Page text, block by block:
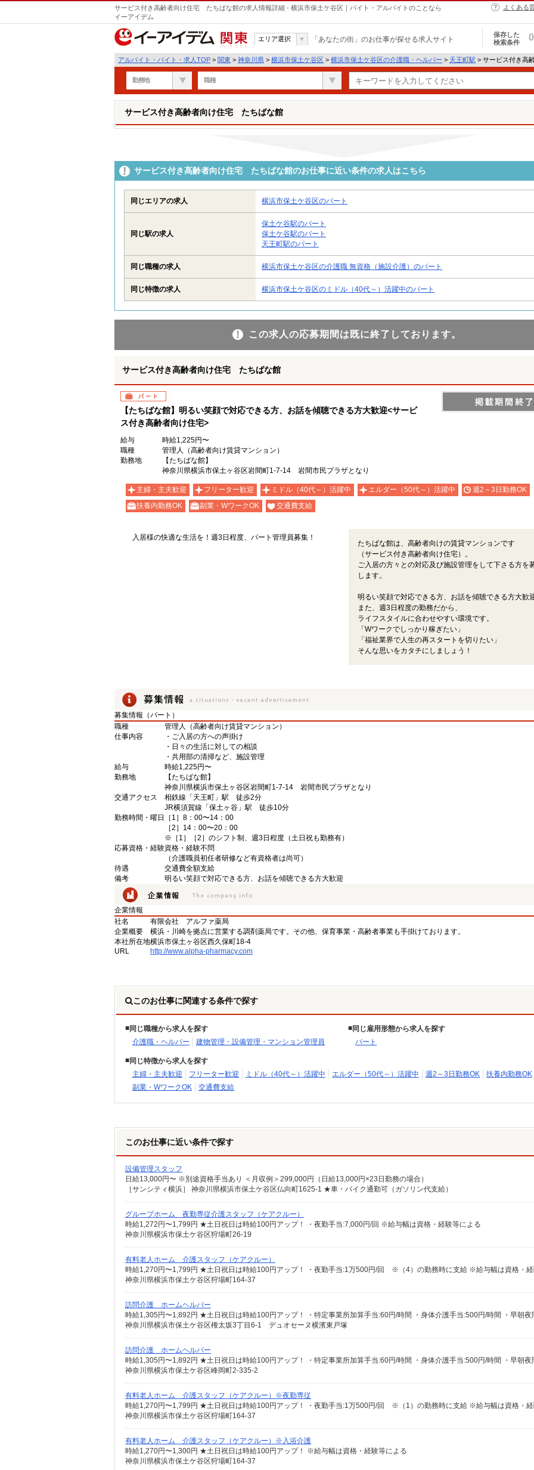
サービス付き高齢者向け住宅 たちばな館の求人情報詳細 - 横浜市保土ケ谷区｜バイト・アルバイトのことなら
イーアイデム
よくある
関東
エリア選択 「あなたの街」のお仕事が探せる求人サイト
保存した
検索条件
0
アルバイト・バイト・求人TOP > 関東 > 神奈川県 > 横浜市保土ケ谷区 > 横浜市保土ケ谷区の介護職・ヘルパー > 天王町駅 > サービス付き高
勤務地 職種
サービス付き高齢者向け住宅 たちばな館
サービス付き高齢者向け住宅 たちばな館のお仕事に近い条件の求人はこちら
同じエリアの求人 横浜市保土ケ谷区のパート
同じ駅の求人
保土ケ谷駅のパート
保土ケ谷駅のパート
天王町駅のパート
同じ職種の求人 横浜市保土ケ谷区の介護職 無資格（施設介護）のパート
同じ特徴の求人 横浜市保土ケ谷区のミドル（40代～）活躍中のパート
この求人の応募期間は既に終了しております。
サービス付き高齢者向け住宅 たちばな館
パート
【たちばな館】明るい笑顔で対応できる方、お話を傾聴できる方大歓迎<サービ
ス付き高齢者向け住宅>
給与
時給1,225円〜
職種
管理人（高齢者向け賃貸マンション）
勤務地
【たちばな館】
神奈川県横浜市保土ヶ谷区岩間町1-7-14 岩間市民プラザとなり
主婦・主夫歓迎 フリーター歓迎 ミドル（40代～）活躍中 エルダー（50代～）活躍中
週2～3日勤務OK
扶養内勤務OK
副業・WワークOK 交通費支給
入居様の快適な生活を！週3日程度、パート管理員募集！
たちばな館は、高齢者向けの賃貸マンションです
（サービス付き高齢者向け住宅）。
ご入居の方々との対応及び施設管理をして下さる方を
します。
明るい笑顔で対応できる方、お話を傾聴できる方大歓
また、週3日程度の勤務だから、
ライフスタイルに合わせやすい環境です。
「Wワークでしっかり稼ぎたい」
「福祉業界で人生の再スタートを切りたい」
そんな思いをカタチにしましょう！
募集情報（パート）
職種
管理人（高齢者向け賃貸マンション）
仕事内容
・ご入居の方への声掛け
・日々の生活に対しての相談
・共用部の清掃など、施設管理
給与
時給1,225円〜
勤務地
【たちばな館】
神奈川県横浜市保土ヶ谷区岩間町1-7-14 岩間市民プラザとなり
交通アクセス
相鉄線「天王町」駅 徒歩2分
JR横須賀線「保土ヶ谷」駅 徒歩10分
勤務時間・曜日
［1］8：00〜14：00
［2］14：00〜20：00
※［1］［2］のシフト制、週3日程度（土日祝も勤務有）
応募資格・経験資格・経験不問
（介護職員初任者研修など有資格者は尚可）
待遇
交通費全額支給
備考
明るい笑顔で対応できる方、お話を傾聴できる方大歓迎
企業情報
社名
有限会社 アルファ薬局
企業概要
横浜・川崎を拠点に営業する調剤薬局です。その他、保育事業・高齢者事業も手掛けております。
本社所在地横浜市保土ヶ谷区西久保町18-4
URL
http://www.alpha-pharmacy.com
このお仕事に関連する条件で探す
同じ職種から求人を探す
介護職・ヘルパー
建物管理・設備管理・マンション管理員
同じ雇用形態から求人を探す
パート
同じ特徴から求人を探す
主婦・主夫歓迎
フリーター歓迎 ミドル（40代～）活躍中 エルダー（50代～）活躍中 週2～3日勤務OK
扶養内勤務OK
副業・WワークOK
交通費支給
このお仕事に近い条件で探す
設備管理スタッフ
日給13,000円〜 ※別途資格手当あり ＜月収例＞299,000円（日給13,000円×23日勤務の場合）
［サンシティ横浜］ 神奈川県横浜市保土ケ谷区仏向町1625-1 ★車・バイク通勤可（ガソリン代支給）
グループホーム 夜勤専従介護スタッフ（ケアクルー）
時給1,272円〜1,799円 ★土日祝日は時給100円アップ！ ・夜勤手当:7,000円/回 ※給与幅は資格・経験等による
神奈川県横浜市保土ケ谷区狩場町26-19
有料老人ホーム 介護スタッフ（ケアクルー）
神奈川県横浜市保土ケ谷区狩場町164-37
訪問介護 ホームヘルパー
神奈川県横浜市保土ケ谷区権太坂3丁目6-1 デュオセーヌ横濱東戸塚
訪問介護 ホームヘルパー
神奈川県横浜市保土ケ谷区峰岡町2-335-2
有料老人ホーム 介護スタッフ（ケアクルー）※夜勤専従
神奈川県横浜市保土ケ谷区狩場町164-37
有料老人ホーム 介護スタッフ（ケアクルー）※入浴介護
時給1,270円〜1,300円 ★土日祝日は時給100円アップ！ ※給与幅は資格・経験等による
神奈川県横浜市保土ケ谷区狩場町164-37